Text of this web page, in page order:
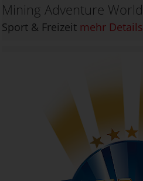
Mining Adventure World
Sport & Freizeit mehr Details